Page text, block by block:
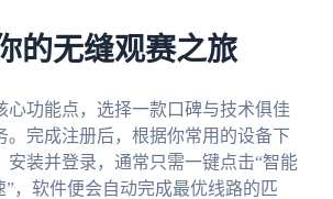
的无缝观赛之旅
心功能点，选择一款口碑与技术俱佳
。完成注册后，根据你常用的设备下
安装并登录，通常只需一键点击“智能
”，软件便会自动完成最优线路的匹